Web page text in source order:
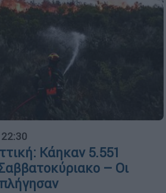
Κάηκαν 5.551
– Οι